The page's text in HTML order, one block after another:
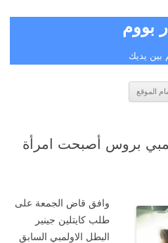
بووم
بين يديك
الموقع
بروس أصبحت امرأة
وافق قاض الجمعة على
طلب كايتلين جينير
البطل الاولمبي السابق